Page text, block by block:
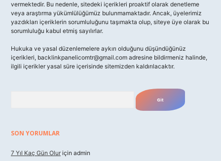
vermektedir. Bu nedenle, sitedeki içerikleri proaktif olarak denetleme
veya araştırma yükümlülüğümüz bulunmamaktadır. Ancak, üyelerimiz
yazdıkları içeriklerin sorumluluğunu taşımakta olup, siteye üye olarak bu
sorumluluğu kabul etmiş sayılırlar.
Hukuka ve yasal düzenlemelere aykırı olduğunu düşündüğünüz
içerikleri, backlinkpanelicomtr@gmail.com adresine bildirmeniz halinde,
ilgili içerikler yasal süre içerisinde sitemizden kaldırılacaktır.
SON YORUMLAR
7 Yıl Kaç Gün Olur için admin